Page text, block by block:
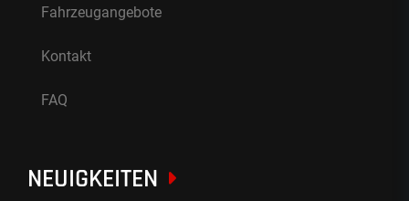
Fahrzeugangebote
Kontakt
FAQ
NEUIGKEITEN